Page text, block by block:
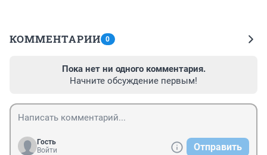
КОММЕНТАРИИ 0
Пока нет ни одного комментария.
Начните обсуждение первым!
Гость
Войти
Отправить